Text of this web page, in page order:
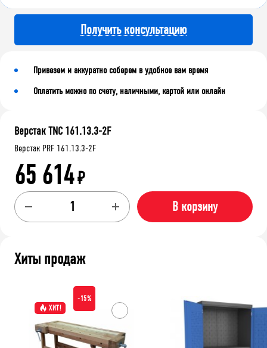
Получить консультацию
Привезем и аккуратно соберем в удобное вам время
Оплатить можно по счету, наличными, картой или онлайн
Верстак TNC 161.13.3-2F
Верстак PRF 161.13.3-2F
65 614₽
В корзину
Хиты продаж
ХИТ!
-15%